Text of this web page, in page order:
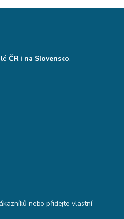
ČR i na Slovensko.
nebo přidejte vlastní